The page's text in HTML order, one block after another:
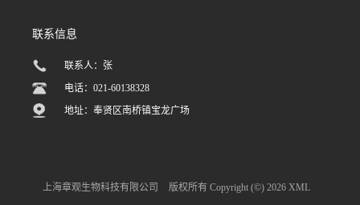
联系信息
联系人：张
电话：021-60138328
地址：奉贤区南桥镇宝龙广场
上海章观生物科技有限公司 版权所有 Copyright (©) 2026 XML